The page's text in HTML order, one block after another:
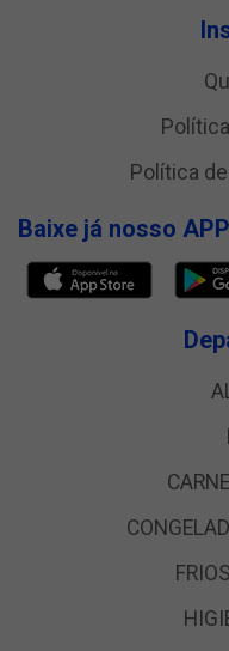
Política
Baixe já nosso APP